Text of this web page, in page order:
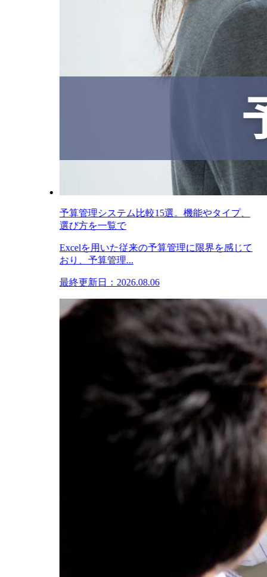
予算管理システム比較15選。機能やタイプ、
選び方を一覧で
Excelを用いた従来の予算管理に限界を感じて
おり、予算管理...
最終更新日：2026.08.06